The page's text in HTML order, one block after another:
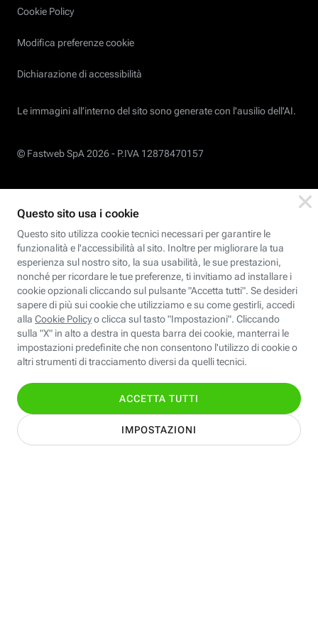
Cookie Policy
Modifica preferenze cookie
Dichiarazione di accessibilità
Le immagini all’interno del sito sono generate con l'ausilio dell'AI.
© Fastweb SpA 2026 - P.IVA 12878470157